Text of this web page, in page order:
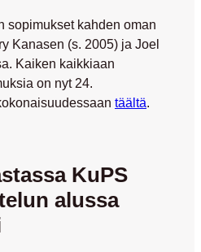
sopimukset kahden oman
Kanasen (s. 2005) ja Joel
Kaiken kaikkiaan
on nyt 24.
täältä.
KuPS
alussa